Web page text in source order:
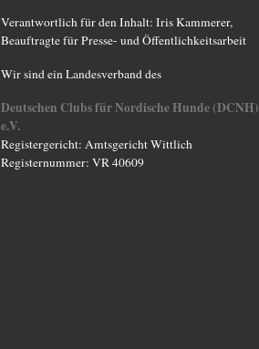
Verantwortlich für den Inhalt: Iris Kammerer,
Beauftragte für Presse- und Öffentlichkeitsarbeit
Wir sind ein Landesverband des
Deutschen Clubs für Nordische Hunde (DCNH)
e.V.
Registergericht: Amtsgericht Wittlich
Registernummer: VR 40609